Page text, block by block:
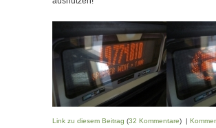
Link zu diesem Beitrag (32 Kommentare) |